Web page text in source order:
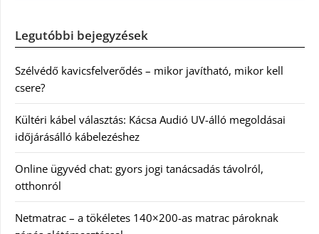
Legutóbbi bejegyzések
Szélvédő kavicsfelverődés – mikor javítható, mikor kell
csere?
Kültéri kábel választás: Kácsa Audió UV-álló megoldásai
időjárásálló kábelezéshez
Online ügyvéd chat: gyors jogi tanácsadás távolról,
otthonról
Netmatrac – a tökéletes 140×200-as matrac pároknak